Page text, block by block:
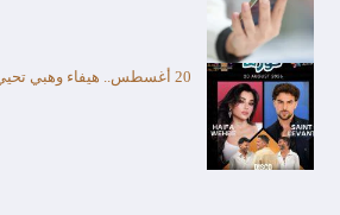
20 أغسطس.. هيفاء وهبي تحيي حفلا غنائيا في السعودية